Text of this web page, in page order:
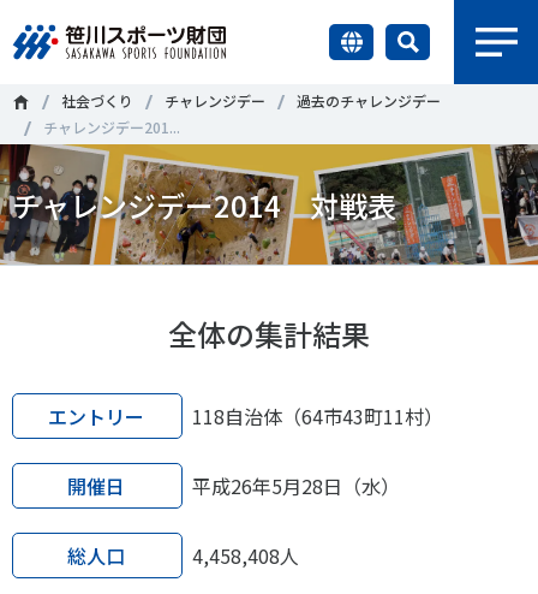
財団情報
研究員紹介
調査・研究
社会づくり
＃誰が子どものスポーツをささえるのか ＃部活動
＃アクティブなまちづくり ＃日本人の身体活動と健康寿命
＃スポーツ基本計画
調査・研究
スポーツライフ・データ
社会づくり チャレンジデー
過去のチャレンジデー
チャレンジデー201...
チャレンジデー2014 対戦表
全体の集計結果
エントリー 118自治体（64市43町11村）
開催日 平成26年5月28日（水）
総人口 4,458,408人